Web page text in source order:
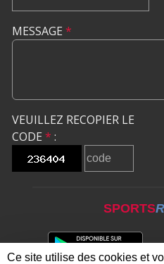
MESSAGE *
VEUILLEZ RECOPIER LE
CODE * :
SPORTS
Ce site utilise des cookies et